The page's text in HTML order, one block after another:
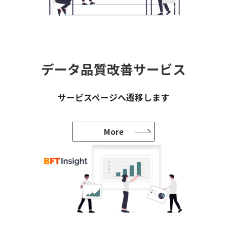
データ品質改善サービス
サービスページへ遷移します
More